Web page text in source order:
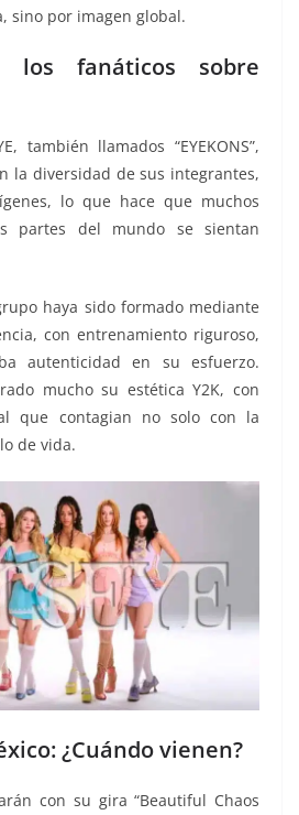
sino por imagen global.
los fanáticos sobre
también llamados “EYEKONS”,
la diversidad de sus integrantes,
lo que hace que muchos
partes del mundo se sientan
haya sido formado mediante
con entrenamiento riguroso,
autenticidad en su esfuerzo.
mucho su estética Y2K, con
que contagian no solo con la
de vida.
¿Cuándo vienen?
con su gira “Beautiful Chaos